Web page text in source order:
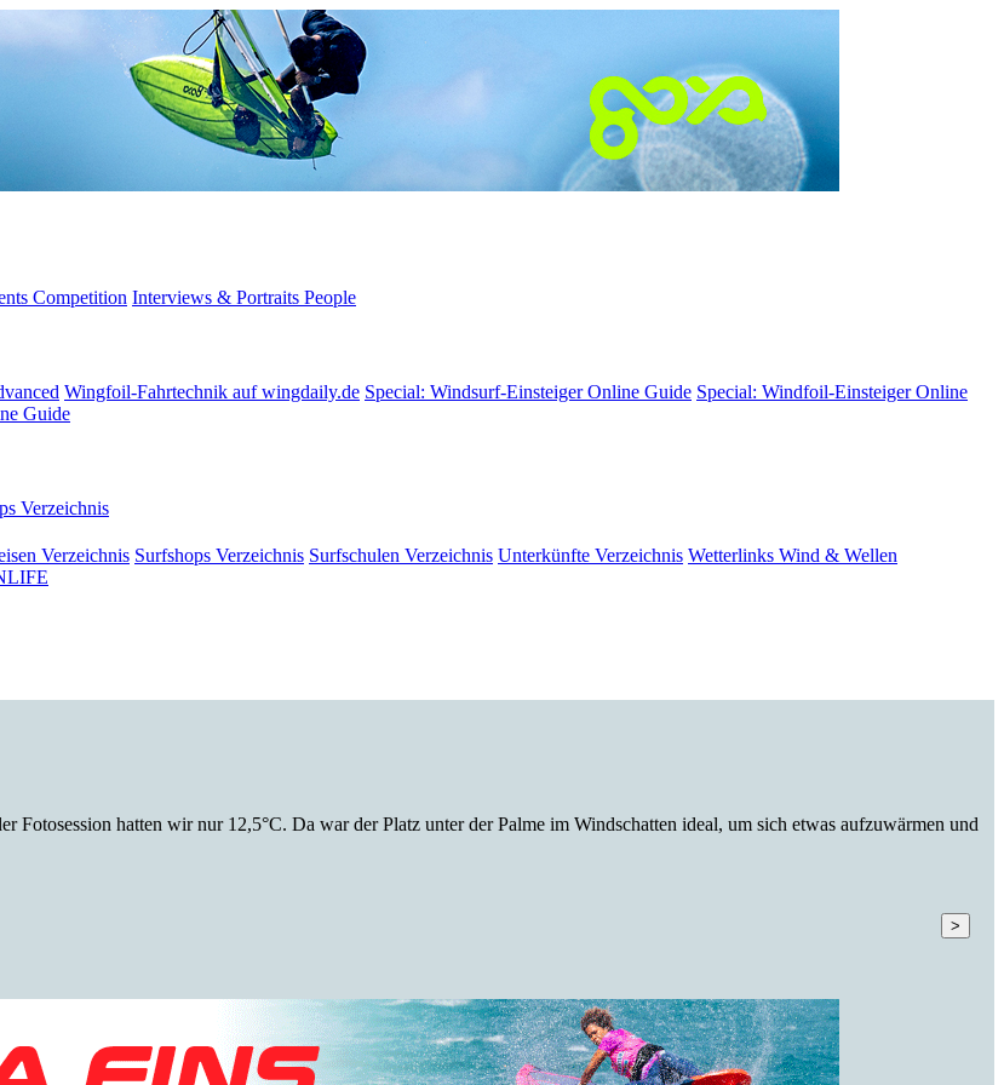
Competition Interviews & Portraits People
Wingfoil-Fahrtechnik auf wingdaily.de Special: Windsurf-EinsteigerOnline Guide Special: Windfoil-EinsteigerOnline
Guide
Verzeichnis
Verzeichnis Surfshops Verzeichnis Surfschulen Verzeichnis Unterkünfte Verzeichnis Wetterlinks Wind & Wellen
hatten wir nur 12,5°C. Da war der Platz unter der Palme im Windschatten ideal, um sich etwas aufzuwärmen und
>